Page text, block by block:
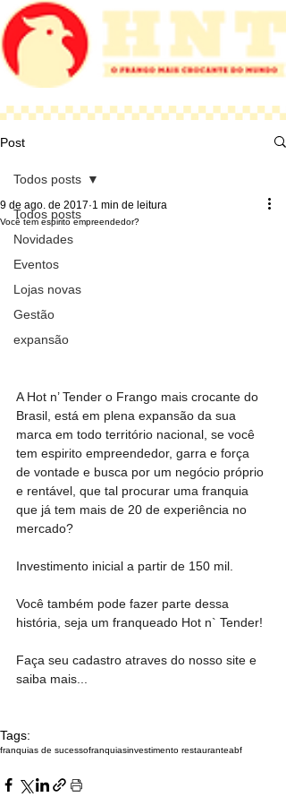
Post
Todos posts
Novidades
Eventos
Lojas novas
Gestão
expansão
Todos posts
Você tem espirito empreendedor?
9 de ago. de 2017 1 min de leitura
A Hot n’ Tender o Frango mais crocante do
Brasil, está em plena expansão da sua
marca em todo território nacional, se você
tem espirito empreendedor, garra e força
de vontade e busca por um negócio próprio
e rentável, que tal procurar uma franquia
que já tem mais de 20 de experiência no
mercado?
Investimento inicial a partir de 150 mil.
Você também pode fazer parte dessa
história, seja um franqueado Hot n` Tender!
Faça seu cadastro atraves do nosso site e
saiba mais...
Tags:
franquias de sucessofranquiasinvestimento restauranteabf